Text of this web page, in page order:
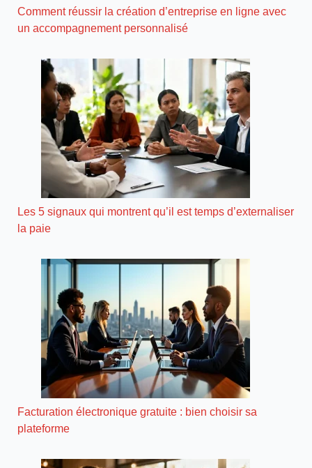
Comment réussir la création d’entreprise en ligne avec
un accompagnement personnalisé
Les 5 signaux qui montrent qu’il est temps d’externaliser
la paie
Facturation électronique gratuite : bien choisir sa
plateforme